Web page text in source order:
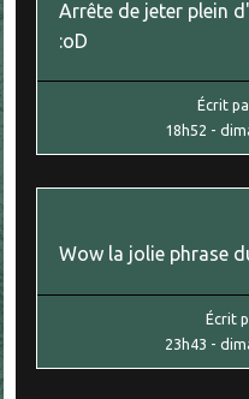
Arrête de jeter plein
:oD
Écrit
18h52 -
Wow la jolie phrase
Écrit
23h43 -